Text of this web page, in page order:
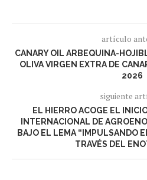
artículo
CANARY OIL ARBEQUINA-
OLIVA VIRGEN EXTRA DE
2026
siguiente
EL HIERRO ACOGE EL
INTERNACIONAL DE
BAJO EL LEMA “IMPULSANDO
TRAVÉS DEL